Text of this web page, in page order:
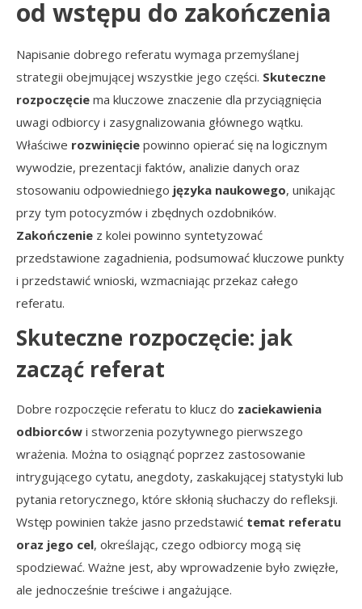
od wstępu do zakończenia
Napisanie dobrego referatu wymaga przemyślanej
strategii obejmującej wszystkie jego części. Skuteczne
rozpoczęcie ma kluczowe znaczenie dla przyciągnięcia
uwagi odbiorcy i zasygnalizowania głównego wątku.
Właściwe rozwinięcie powinno opierać się na logicznym
wywodzie, prezentacji faktów, analizie danych oraz
stosowaniu odpowiedniego języka naukowego, unikając
przy tym potocyzmów i zbędnych ozdobników.
Zakończenie z kolei powinno syntetyzować
przedstawione zagadnienia, podsumować kluczowe punkty
i przedstawić wnioski, wzmacniając przekaz całego
referatu.
Skuteczne rozpoczęcie: jak
zacząć referat
Dobre rozpoczęcie referatu to klucz do zaciekawienia
odbiorców i stworzenia pozytywnego pierwszego
wrażenia. Można to osiągnąć poprzez zastosowanie
intrygującego cytatu, anegdoty, zaskakującej statystyki lub
pytania retorycznego, które skłonią słuchaczy do refleksji.
Wstęp powinien także jasno przedstawić temat referatu
oraz jego cel, określając, czego odbiorcy mogą się
spodziewać. Ważne jest, aby wprowadzenie było zwięzłe,
ale jednocześnie treściwe i angażujące.